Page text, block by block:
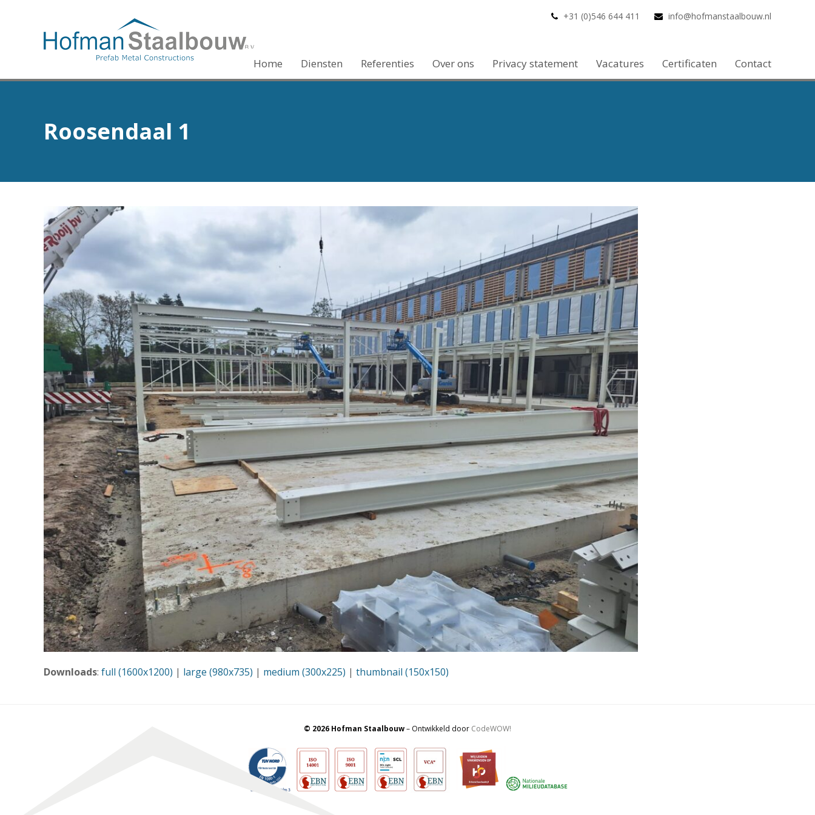
+31 (0)546 644 411 info@hofmanstaalbouw.nl
Home Diensten Referenties Over ons Privacy statement Vacatures Certificaten Contact
Roosendaal 1
Downloads: full (1600x1200) | large (980x735) | medium (300x225) | thumbnail (150x150)
© 2026 Hofman Staalbouw– Ontwikkeld door CodeWOW!